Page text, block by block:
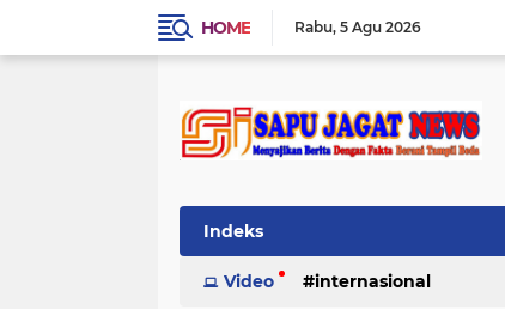
HOME Rabu 5 Agu 2026
Indeks
Video internasional